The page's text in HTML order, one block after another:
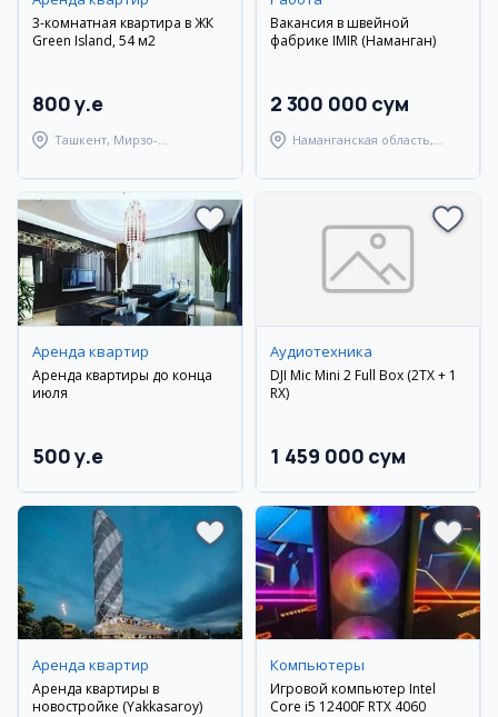
3-комнатная квартира в ЖК
Green Island, 54 м2
800 y.e
Ташкент, Мирзо-
Вакансия в швейной
фабрике IMIR (Наманган)
2 300 000 сум
Наманганская область,
Аренда квартир
Аренда квартиры до конца
июля
500 y.e
Аудиотехника
DJI Mic Mini 2 Full Box (2TX + 1
RX)
1 459 000 сум
Аренда квартир
Аренда квартиры в
новостройке (Yakkasaroy)
Компьютеры
Игровой компьютер Intel
Core i5 12400F RTX 4060